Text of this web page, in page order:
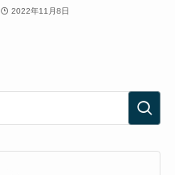
2022年11月8日